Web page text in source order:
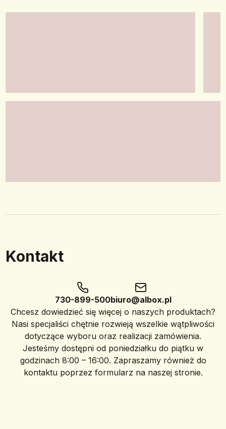
Kontakt
730-899-500biuro@albox.pl
Chcesz dowiedzieć się więcej o naszych produktach?
Nasi specjaliści chętnie rozwieją wszelkie wątpliwości
dotyczące wyboru oraz realizacji zamówienia.
Jesteśmy dostępni od poniedziałku do piątku w
godzinach 8:00 – 16:00. Zapraszamy również do
kontaktu poprzez formularz na naszej stronie.